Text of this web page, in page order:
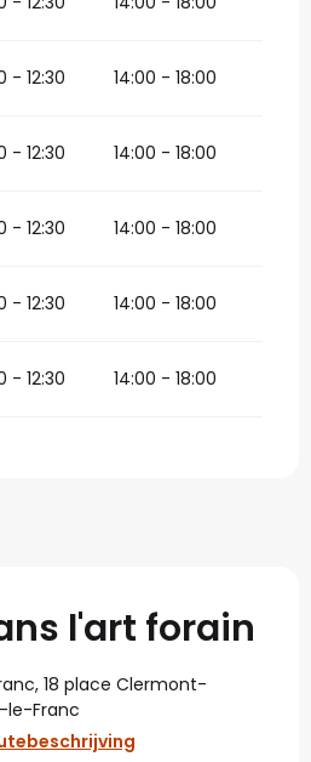
- 12:30 14:00 - 18:00
- 12:30 14:00 - 18:00
- 12:30 14:00 - 18:00
- 12:30 14:00 - 18:00
- 12:30 14:00 - 18:00
l'art forain
18 place Clermont-
le-Franc